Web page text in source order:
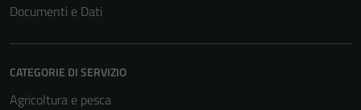
Documenti e Dati
CATEGORIE DI SERVIZIO
Agricoltura e pesca